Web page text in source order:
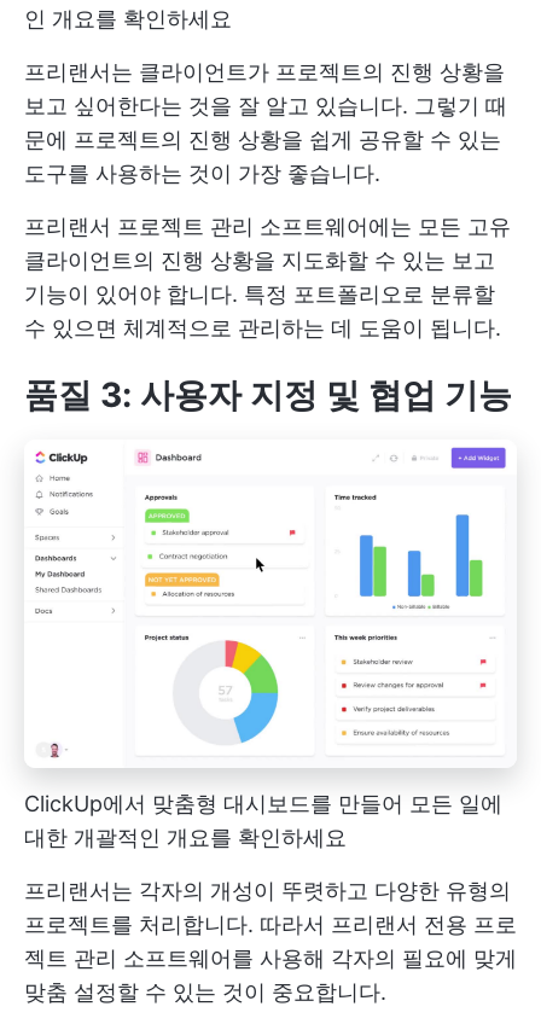
인 개요를 확인하세요
프리랜서는 클라이언트가 프로젝트의 진행 상황을
보고 싶어한다는 것을 잘 알고 있습니다. 그렇기 때
문에 프로젝트의 진행 상황을 쉽게 공유할 수 있는
도구를 사용하는 것이 가장 좋습니다.
프리랜서 프로젝트 관리 소프트웨어에는 모든 고유
클라이언트의 진행 상황을 지도화할 수 있는 보고
기능이 있어야 합니다. 특정 포트폴리오로 분류할
수 있으면 체계적으로 관리하는 데 도움이 됩니다.
품질 3: 사용자 지정 및 협업 기능
ClickUp에서 맞춤형 대시보드를 만들어 모든 일에
대한 개괄적인 개요를 확인하세요
프리랜서는 각자의 개성이 뚜렷하고 다양한 유형의
프로젝트를 처리합니다. 따라서 프리랜서 전용 프로
젝트 관리 소프트웨어를 사용해 각자의 필요에 맞게
맞춤 설정할 수 있는 것이 중요합니다.